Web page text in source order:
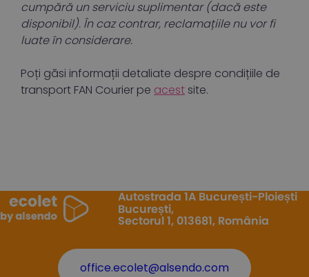
cumpără un serviciu suplimentar (dacă este
disponibil). În caz contrar, reclamațiile nu vor fi
luate în considerare.
Poți găsi informații detaliate despre condițiile de
transport FAN Courier pe acest site.
Autostrada 1A București-Ploiești
București,
Sectorul 1, 013681, România
office.ecolet@alsendo.com